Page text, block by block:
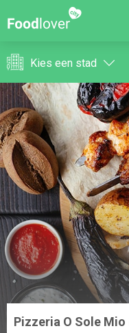
Kies een stad
Pizzeria O Sole Mio